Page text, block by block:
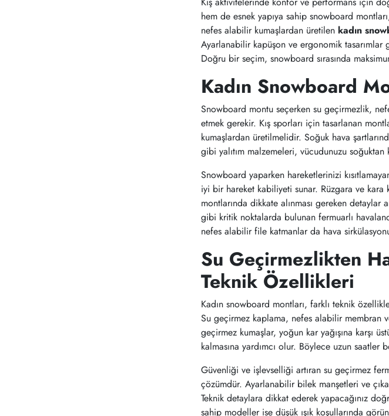
hem de esnek yapıya sahip snowboard
nefes alabilir kumaşlardan üretilen kadın
Ayarlanabilir kapüşon ve ergonomik tasarımlar
Doğru bir seçim, snowboard sırasında
Kadın Snowboard
Snowboard montu seçerken su geçirmezlik,
etmek gerekir. Kış sporları için tasarlanan
kumaşlardan üretilmelidir. Soğuk hava
gibi yalıtım malzemeleri, vücudunuzu
Snowboard yaparken hareketlerinizi
iyi bir hareket kabiliyeti sunar. Rüzgara ve kara
montlarında dikkate alınması gereken
gibi kritik noktalarda bulunan fermuarlı
nefes alabilir file katmanlar da hava
Su Geçirmezlikten
Teknik Özellikleri
Kadın snowboard montları, farklı teknik
Su geçirmez kaplama, nefes alabilir membran
geçirmez kumaşlar, yoğun kar yağışına karşı
kalmasına yardımcı olur. Böylece uzun
Güvenliği ve işlevselliği artıran su geçirmez
çözümdür. Ayarlanabilir bilek manşetleri ve
Teknik detaylara dikkat ederek yapacağınız
sahip modeller ise düşük ışık koşullarında